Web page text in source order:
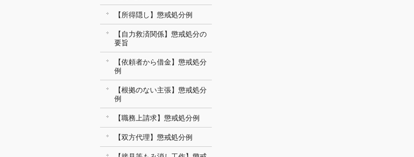
【所得隠し】懲戒処分例
【自力救済関係】懲戒処分の
要旨
【依頼者から借金】懲戒処分
例
【根拠のない主張】懲戒処分
例
【職務上請求】懲戒処分例
【双方代理】懲戒処分例